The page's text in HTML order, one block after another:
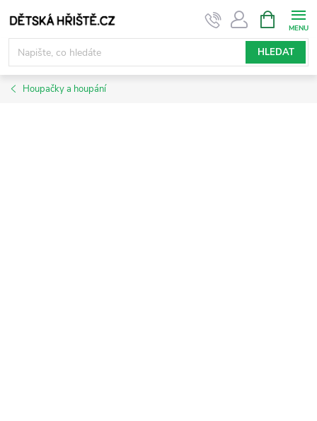
na
obsah
HLEDAT
NÁKUPNÍ
KOŠÍK
Houpačky a houpání